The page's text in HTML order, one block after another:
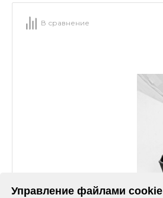
Управление файлами cookie
В сравнение